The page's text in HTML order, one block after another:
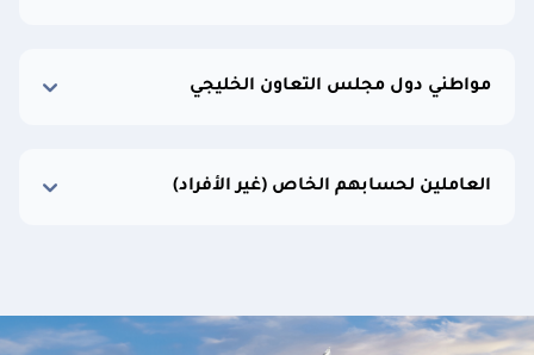
مواطني دول مجلس التعاون الخليجي
العاملين لحسابهم الخاص (غير الأفراد)